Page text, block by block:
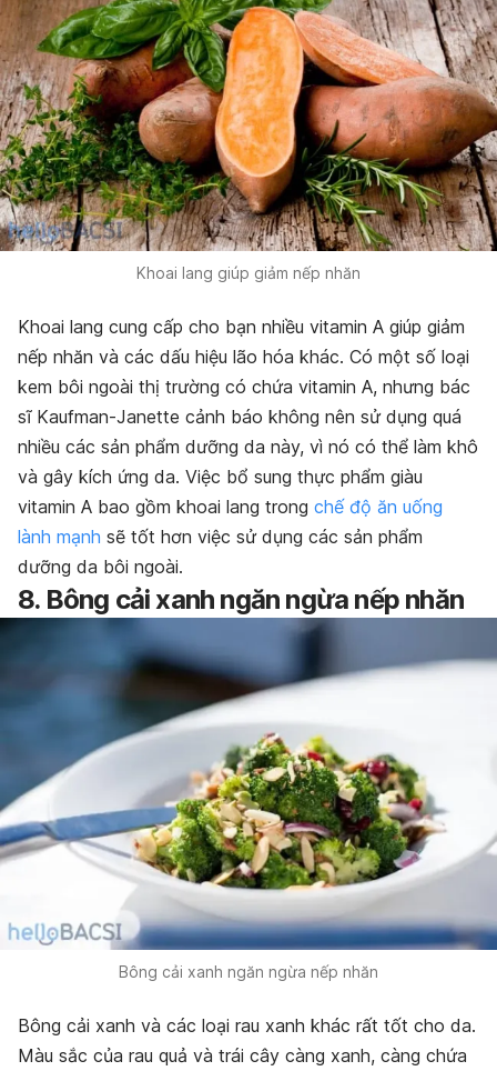
Khoai lang giúp giảm nếp nhăn
Khoai lang cung cấp cho bạn nhiều vitamin A giúp giảm
nếp nhăn và các dấu hiệu lão hóa khác. Có một số loại
kem bôi ngoài thị trường có chứa vitamin A, nhưng bác
sĩ Kaufman-Janette cảnh báo không nên sử dụng quá
nhiều các sản phẩm dưỡng da này, vì nó có thể làm khô
và gây kích ứng da. Việc bổ sung thực phẩm giàu
vitamin A bao gồm khoai lang trong chế độ ăn uống
lành mạnh sẽ tốt hơn việc sử dụng các sản phẩm
dưỡng da bôi ngoài.
8. Bông cải xanh ngăn ngừa nếp nhăn
Bông cải xanh ngăn ngừa nếp nhăn
Bông cải xanh và các loại rau xanh khác rất tốt cho da.
Màu sắc của rau quả và trái cây càng xanh, càng chứa